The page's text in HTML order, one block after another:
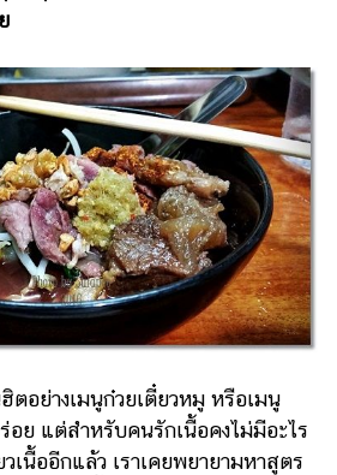
ตอย่างเมนูก๋วยเตี๋ยวหมู หรือเมนู
อย แต่สำหรับคนรักเนื้อคงไม่มีอะไร
เนื้ออีกแล้ว เราเคยพยายามหาสูตร